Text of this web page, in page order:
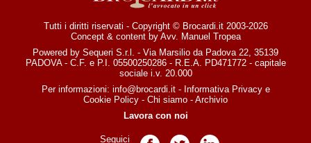
Tutti i diritti riservati - Copyright © Brocardi.it 2003-2026
Concept & content by Avv. Manuel Tropea
Powered by Sequeri S.r.l. - Via Marsilio da Padova 22, 35139
PADOVA - C.F. e P.I. 05500250286 - R.E.A. PD471772 - capitale
sociale i.v. 20.000
Per informazioni: info@brocardi.it- Informativa Privacye
Cookie Policy - Chi siamo - Archivio
Lavora con noi
Seguici Pagina Facebook
Pagina TwitterPagina LinkedIn